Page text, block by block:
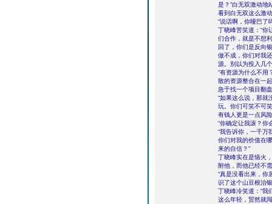
是？”白无双激动地
看到白无双这么激
“说话啊，你哑巴了
丁晓峰苦笑道：“你
们合作，就是不想
回了，你们是反向
做不成，你们对我
源。别以为投入几
“有资源为什么不用
散的资源整合在一
急于找一个项目翻
“如果这么说，那就
玩。你们可笑不可
有钱人更是一点风
“你确定让我滚？你
“我告诉你，一千万
你们对我的价值在
来的自信？”
丁晓峰实在是恼火
附他，而他已经不
“真是没看出来，你
识了这个山豆根治
丁晓峰冷笑道：“我
这么年轻，贸然就